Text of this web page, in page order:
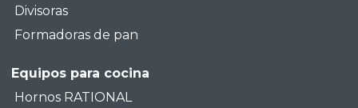
Divisoras
Formadoras de pan
Equipos para cocina
Hornos RATIONAL